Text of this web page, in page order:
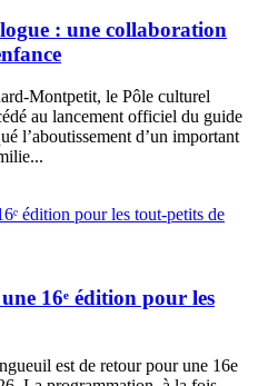
: une collaboration
Montpetit, le Pôle culturel
au lancement officiel du guide
l’aboutissement d’un important
16ᵉ édition pour les
est de retour pour une 16e